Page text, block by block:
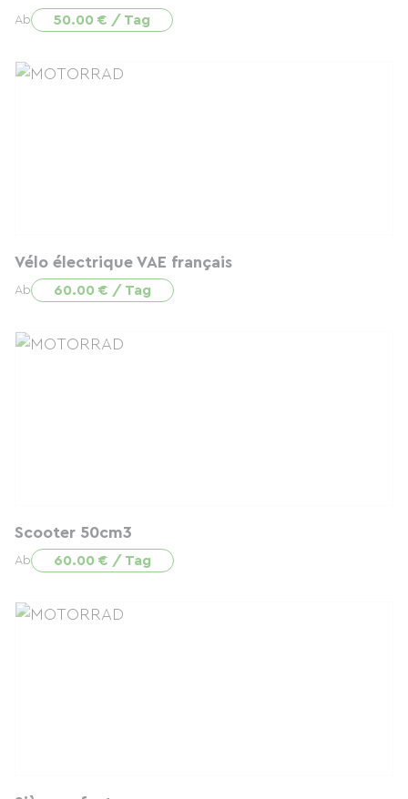
Ab 50.00 € / Tag
Vélo électrique VAE français
Ab 60.00 € / Tag
Scooter 50cm3
Ab 60.00 € / Tag